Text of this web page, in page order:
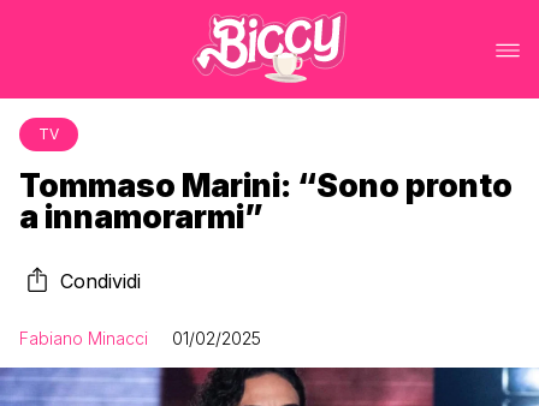
TV
Tommaso Marini: “Sono pronto
a innamorarmi”
Condividi
Fabiano Minacci 01/02/2025